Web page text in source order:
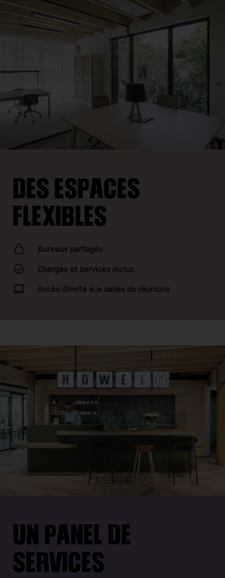
DES ESPACES
FLEXIBLES
Bureaux partagés
Charges et services inclus
Accès illimité aux salles de réunions
UN PANEL DE
SERVICES